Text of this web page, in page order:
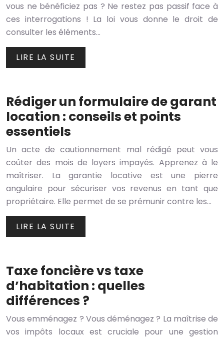
vous ne bénéficiez pas ? Ne restez pas passif face à
ces interrogations ! La loi vous donne le droit de
consulter les éléments…
LIRE LA SUITE
Rédiger un formulaire de garant
location : conseils et points
essentiels
Un acte de cautionnement mal rédigé peut vous
coûter des mois de loyers impayés. Apprenez à le
maîtriser. La garantie locative est une pierre
angulaire pour sécuriser vos revenus en tant que
propriétaire. Elle permet de se prémunir contre les…
LIRE LA SUITE
Taxe foncière vs taxe
d’habitation : quelles
différences ?
Vous emménagez ? Vous déménagez ? La maîtrise de
vos impôts locaux est cruciale pour une gestion